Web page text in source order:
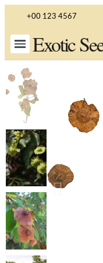
+00 123 4567
Exotic